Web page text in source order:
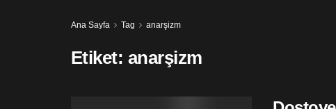
Ana Sayfa Tag anarşizm
Etiket: anarşizm